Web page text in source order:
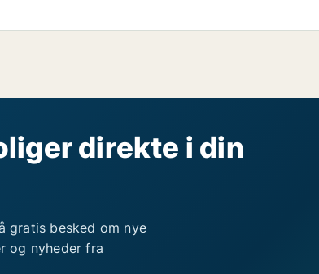
direkte i din
gratis besked om nye
og nyheder fra